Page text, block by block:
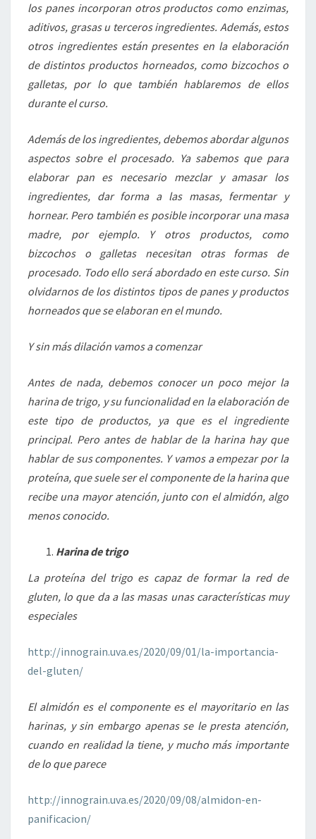
los panes incorporan otros productos como enzimas,
aditivos, grasas u terceros ingredientes. Además, estos
otros ingredientes están presentes en la elaboración
de distintos productos horneados, como bizcochos o
galletas, por lo que también hablaremos de ellos
durante el curso.
Además de los ingredientes, debemos abordar algunos
aspectos sobre el procesado. Ya sabemos que para
elaborar pan es necesario mezclar y amasar los
ingredientes, dar forma a las masas, fermentar y
hornear. Pero también es posible incorporar una masa
madre, por ejemplo. Y otros productos, como
bizcochos o galletas necesitan otras formas de
procesado. Todo ello será abordado en este curso. Sin
olvidarnos de los distintos tipos de panes y productos
horneados que se elaboran en el mundo.
Y sin más dilación vamos a comenzar
Antes de nada, debemos conocer un poco mejor la
harina de trigo, y su funcionalidad en la elaboración de
este tipo de productos, ya que es el ingrediente
principal. Pero antes de hablar de la harina hay que
hablar de sus componentes. Y vamos a empezar por la
proteína, que suele ser el componente de la harina que
recibe una mayor atención, junto con el almidón, algo
menos conocido.
Harina de trigo
La proteína del trigo es capaz de formar la red de
gluten, lo que da a las masas unas características muy
especiales
http://innograin.uva.es/2020/09/01/la-importancia-
del-gluten/
El almidón es el componente es el mayoritario en las
harinas, y sin embargo apenas se le presta atención,
cuando en realidad la tiene, y mucho más importante
de lo que parece
http://innograin.uva.es/2020/09/08/almidon-en-
panificacion/